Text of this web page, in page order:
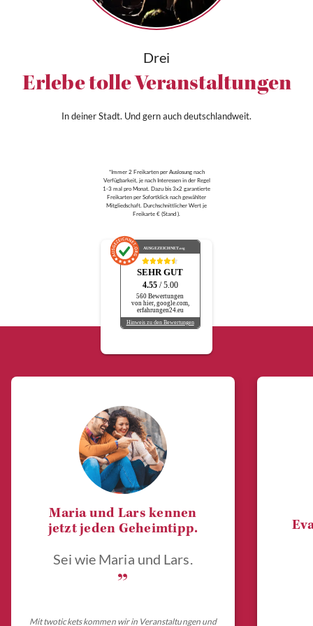
Drei
Erlebe tolle Veranstaltungen
In deiner Stadt. Und gern auch deutschlandweit.
*Immer 2 Freikarten per Auslosung nach
Verfügbarkeit, je nach Interessen in der Regel
1-3 mal pro Monat. Dazu bis 3x2 garantierte
Freikarten per Sofortklick nach gewählter
Mitgliedschaft. Durchschnittlicher Wert je
Freikarte € (Stand ).
AUSGEZEICHNET.org
SEHR GUT
4.55 / 5.00
560 Bewertungen
von hier, google.com,
erfahrungen24.eu
Hinweis zu den Bewertungen
Maria und Lars kennen
jetzt jeden Geheimtipp.
Sei wie Maria und Lars.
„
Mit twotickets kommen wir in Veranstaltungen und